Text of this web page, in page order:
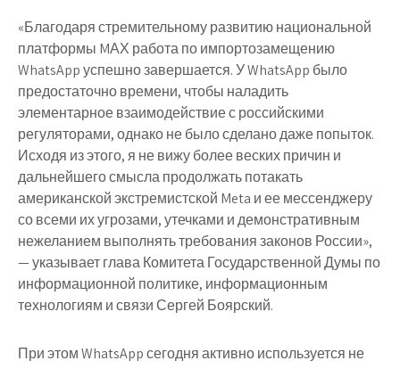
«Благодаря стремительному развитию национальной
платформы MАХ работа по импортозамещению
WhatsApp успешно завершается. У WhatsApp было
предостаточно времени, чтобы наладить
элементарное взаимодействие с российскими
регуляторами, однако не было сделано даже попыток.
Исходя из этого, я не вижу более веских причин и
дальнейшего смысла продолжать потакать
американской экстремистской Meta и ее мессенджеру
со всеми их угрозами, утечками и демонстративным
нежеланием выполнять требования законов России»,
— указывает глава Комитета Государственной Думы по
информационной политике, информационным
технологиям и связи Сергей Боярский.
При этом WhatsApp сегодня активно используется не